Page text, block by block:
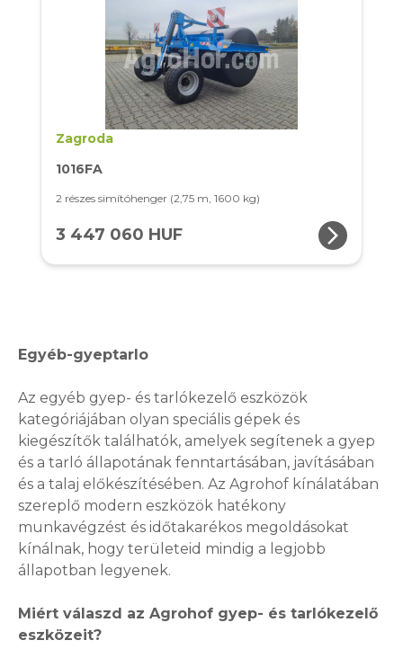
Zagroda
1016FA
2 részes simítóhenger (2,75 m, 1600 kg)
3 447 060 HUF arrow_forward_ios
Egyéb-gyeptarlo
Az egyéb gyep- és tarlókezelő eszközök
kategóriájában olyan speciális gépek és
kiegészítők találhatók, amelyek segítenek a gyep
és a tarló állapotának fenntartásában, javításában
és a talaj előkészítésében. Az Agrohof kínálatában
szereplő modern eszközök hatékony
munkavégzést és időtakarékos megoldásokat
kínálnak, hogy területeid mindig a legjobb
állapotban legyenek.
Miért válaszd az Agrohof gyep- és tarlókezelő
eszközeit?